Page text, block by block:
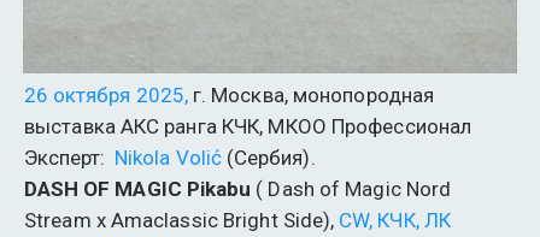
26 октября 2025, г. Москва, монопородная
выставка АКС ранга КЧК, МКОО Профессионал
Эксперт: Nikola Volić (Сербия).
DASH OF MAGIC Pikabu ( Dash of Magic Nord
Stream x Amaclassic Bright Side), CW, КЧК, ЛК